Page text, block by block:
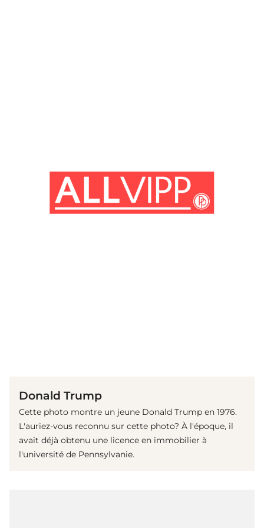
Donald Trump
Cette photo montre un jeune Donald Trump en 1976.
L'auriez-vous reconnu sur cette photo? À l'époque, il
avait déjà obtenu une licence en immobilier à
l'université de Pennsylvanie.